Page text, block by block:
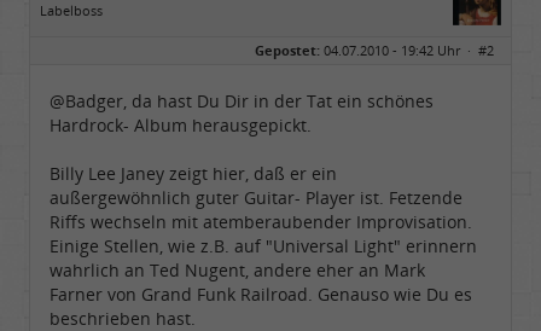
Labelboss
Dabei seit:
11 / 2006
Gepostet: 04.07.2010 - 19:42 Uhr · #2
@Badger, da hast Du Dir in der Tat ein schönes
Hardrock- Album herausgepickt.
Billy Lee Janey zeigt hier, daß er ein
außergewöhnlich guter Guitar- Player ist. Fetzende
Riffs wechseln mit atemberaubender Improvisation.
Einige Stellen, wie z.B. auf "Universal Light" erinnern
wahrlich an Ted Nugent, andere eher an Mark
Farner von Grand Funk Railroad. Genauso wie Du es
beschrieben hast.